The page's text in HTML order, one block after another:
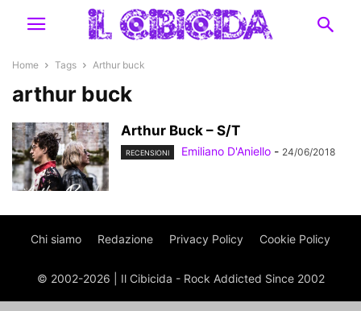
Home Tags Arthur buck
arthur buck
Arthur Buck – S/T
RECENSIONI Emiliano D'Aniello - 24/06/2018
Chi siamo Redazione Privacy Policy Cookie Policy
© 2002-2026 | Il Cibicida - Rock Addicted Since 2002